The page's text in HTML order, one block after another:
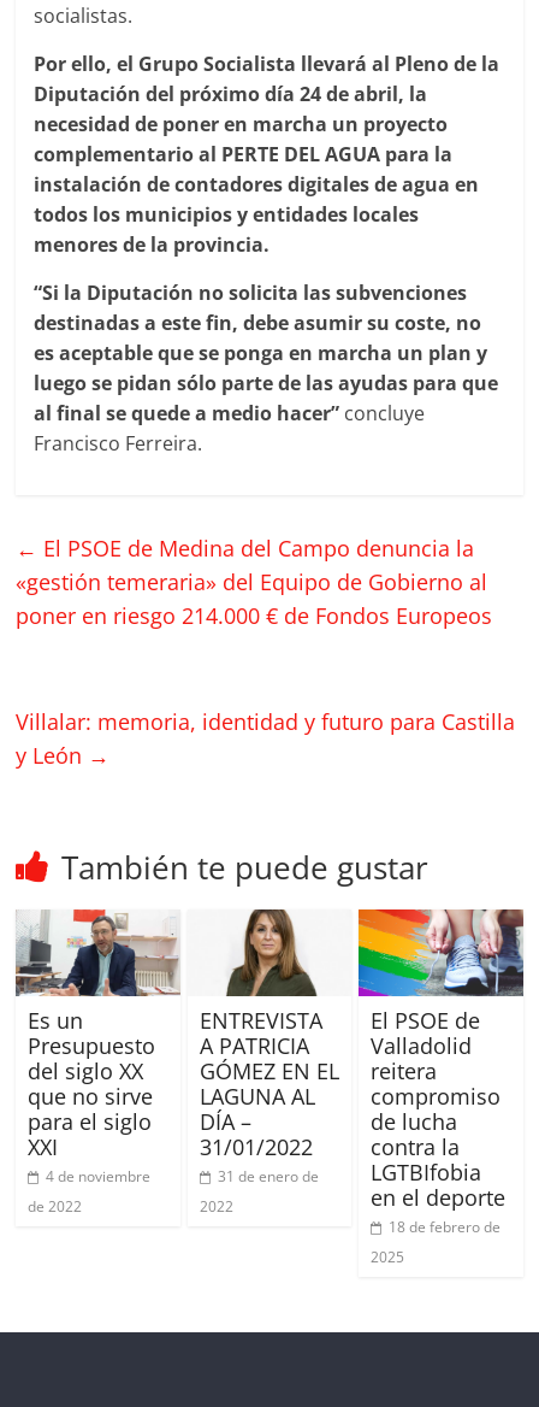
socialistas.
Por ello, el Grupo Socialista llevará al Pleno de la
Diputación del próximo día 24 de abril, la
necesidad de poner en marcha un proyecto
complementario al PERTE DEL AGUA para la
instalación de contadores digitales de agua en
todos los municipios y entidades locales
menores de la provincia.
“Si la Diputación no solicita las subvenciones
destinadas a este fin, debe asumir su coste, no
es aceptable que se ponga en marcha un plan y
luego se pidan sólo parte de las ayudas para que
al final se quede a medio hacer” concluye
Francisco Ferreira.
← El PSOE de Medina del Campo denuncia la
«gestión temeraria» del Equipo de Gobierno al
poner en riesgo 214.000 € de Fondos Europeos
Villalar: memoria, identidad y futuro para Castilla
y León →
También te puede gustar
Es un
Presupuesto
del siglo XX
que no sirve
para el siglo
XXI
4 de noviembre
de 2022
ENTREVISTA
A PATRICIA
GÓMEZ EN EL
LAGUNA AL
DÍA –
31/01/2022
31 de enero de
2022
El PSOE de
Valladolid
reitera
compromiso
de lucha
contra la
LGTBIfobia
en el deporte
18 de febrero de
2025